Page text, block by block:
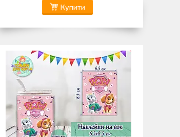
Купити